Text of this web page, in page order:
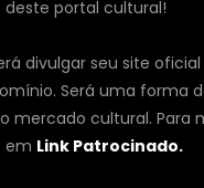
portal cultural!
divulgar seu site
Será uma forma
mercado cultural. Para
em Link Patrocinado.